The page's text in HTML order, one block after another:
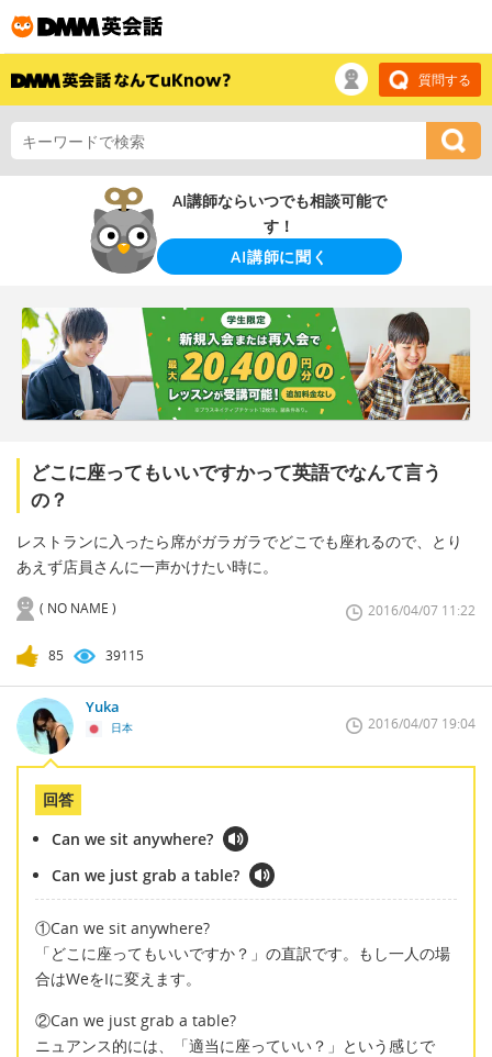
質問する
AI講師ならいつでも相談可能で
す！
AI講師に聞く
どこに座ってもいいですかって英語でなんて言う
の？
レストランに入ったら席がガラガラでどこでも座れるので、とり
あえず店員さんに一声かけたい時に。
( NO NAME ) 2016/04/07 11:22
85 39115
Yuka
日本 2016/04/07 19:04
回答
Can we sit anywhere?
Can we just grab a table?
①Can we sit anywhere?
「どこに座ってもいいですか？」の直訳です。もし一人の場
合はWeをIに変えます。
②Can we just grab a table?
ニュアンス的には、「適当に座っていい？」という感じで